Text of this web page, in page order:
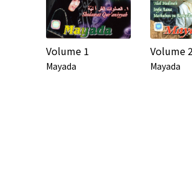
Volume 1
Mayada
Volume 2
Mayada